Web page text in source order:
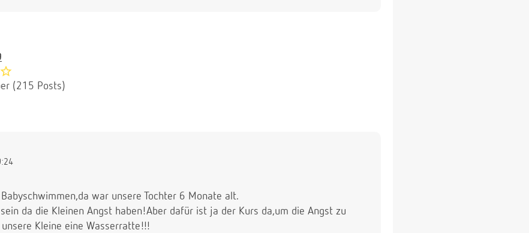
(215 Posts)
war unsere Tochter 6 Monate alt.
da die Kleinen Angst haben!Aber dafür ist ja der Kurs da,um die Angst zu
Kleine eine Wasserratte!!!